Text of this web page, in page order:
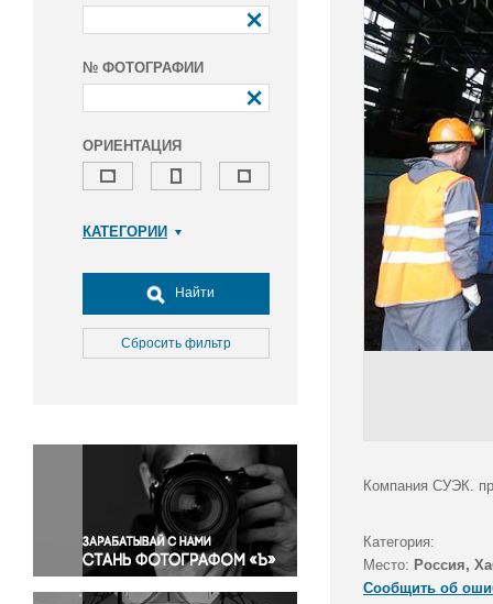
№ ФОТОГРАФИИ
ОРИЕНТАЦИЯ
КАТЕГОРИИ
Досуг, туризм и отдых
Культура
Медицина
Окружающая среда
Политика
Правосудие
Происшествия и конфликты
Религия
Светская жизнь
Найти
Сбросить фильтр
Компания СУЭК.
Категория:
Место: Россия,
Сообщить об